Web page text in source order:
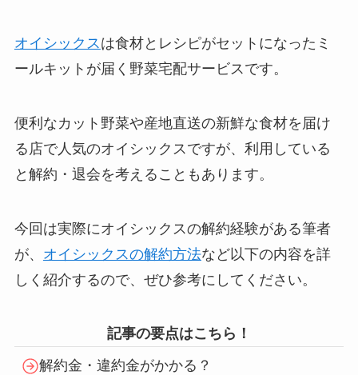
オイシックスは食材とレシピがセットになったミ
ールキットが届く野菜宅配サービスです。
便利なカット野菜や産地直送の新鮮な食材を届け
る店で人気のオイシックスですが、利用している
と解約・退会を考えることもあります。
今回は実際にオイシックスの解約経験がある筆者
が、 オイシックスの解約方法など以下の内容を詳
しく紹介するので、ぜひ参考にしてください。
記事の要点はこちら！
解約金・違約金がかかる？